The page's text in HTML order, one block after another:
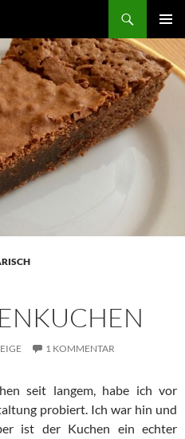
MENÜ
1 KOMMENTAR
seit langem, habe ich vor
probiert. Ich war hin und
ist der Kuchen ein echter